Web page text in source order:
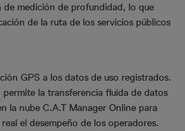
de medición de profundidad, lo que
de la ruta de los servicios públicos
GPS a los datos de uso registrados.
la transferencia fluida de datos
la nube C.A.T Manager Online para
el desempeño de los operadores.